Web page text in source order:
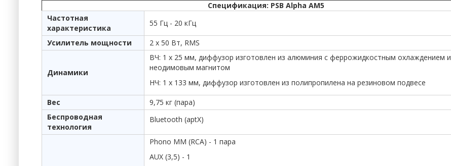
Спецификация: PSB Alpha AM5
Частотная
характеристика
55 Гц - 20 кГц
Усилитель мощности 2 х 50 Вт, RMS
Динамики
ВЧ: 1 х 25 мм, диффузор изготовлен из алюминия с феррожидкостным охлаждением и
неодимовым магнитом
НЧ: 1 х 133 мм, диффузор изготовлен из полипропилена на резиновом подвесе
Вес
9,75 кг (пара)
Беспроводная
технология
Bluetooth (aptX)
Phono MM (RCA) - 1 пара
AUX (3,5) - 1